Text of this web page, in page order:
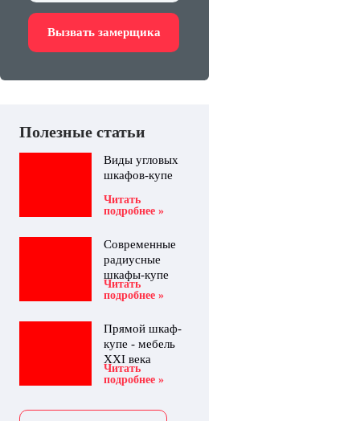
Вызвать замерщика
Полезные статьи
Виды угловых
шкафов-купе
Читать
подробнее »
Современные
радиусные
шкафы-купе
Читать
подробнее »
Прямой шкаф-
купе - мебель
XXI века
Читать
подробнее »